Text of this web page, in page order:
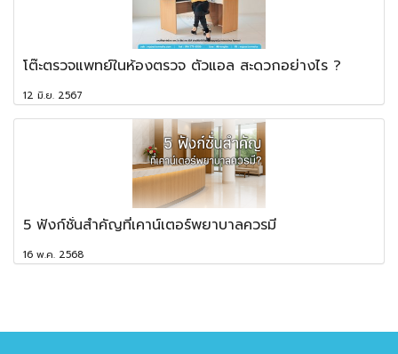
โต๊ะตรวจแพทย์ในห้องตรวจ ตัวแอล สะดวกอย่างไร ?
12 มิ.ย. 2567
5 ฟังก์ชั่นสำคัญที่เคาน์เตอร์พยาบาลควรมี
16 พ.ค. 2568